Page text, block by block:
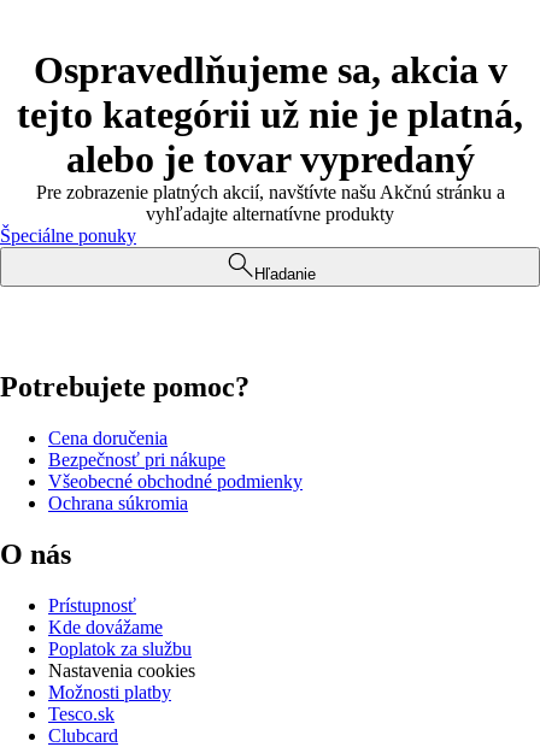
Ospravedlňujeme sa, akcia v
tejto kategórii už nie je platná,
alebo je tovar vypredaný
Pre zobrazenie platných akcií, navštívte našu Akčnú stránku a
vyhľadajte alternatívne produkty
Špeciálne ponuky
Hľadanie
Potrebujete pomoc?
Cena doručenia
Bezpečnosť pri nákupe
Všeobecné obchodné podmienky
Ochrana súkromia
O nás
Prístupnosť
Kde dovážame
Poplatok za službu
Nastavenia cookies
Možnosti platby
Tesco.sk
Clubcard